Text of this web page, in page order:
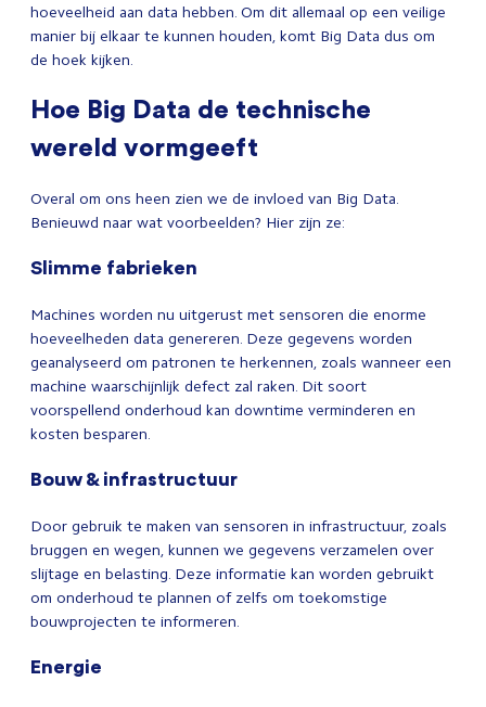
hoeveelheid aan data hebben. Om dit allemaal op een veilige
manier bij elkaar te kunnen houden, komt Big Data dus om
de hoek kijken.
Hoe Big Data de technische
wereld vormgeeft
Overal om ons heen zien we de invloed van Big Data.
Benieuwd naar wat voorbeelden? Hier zijn ze:
Slimme fabrieken
Machines worden nu uitgerust met sensoren die enorme
hoeveelheden data genereren. Deze gegevens worden
geanalyseerd om patronen te herkennen, zoals wanneer een
machine waarschijnlijk defect zal raken. Dit soort
voorspellend onderhoud kan downtime verminderen en
kosten besparen.
Bouw & infrastructuur
Door gebruik te maken van sensoren in infrastructuur, zoals
bruggen en wegen, kunnen we gegevens verzamelen over
slijtage en belasting. Deze informatie kan worden gebruikt
om onderhoud te plannen of zelfs om toekomstige
bouwprojecten te informeren.
Energie